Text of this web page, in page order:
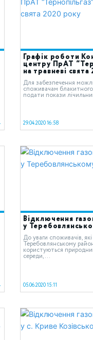
Графік роботи
центру ПрАТ
на травневі
Для забезпечення
споживачам
подати покази
29.04.2020 16:58
Відключення
у
До уваги споживачів,
Теребовлянському
користуються
середи,...
05.06.2020 15:11